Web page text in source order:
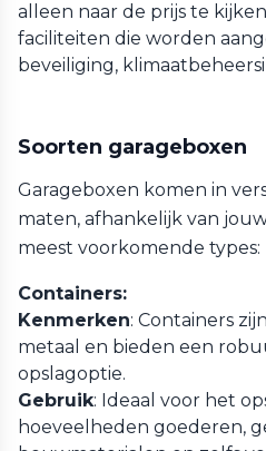
alleen naar de prijs te
faciliteiten die worden
beveiliging,
Soorten garageboxen
Garageboxen komen in
maten, afhankelijk van
meest voorkomende types:
Containers:
Kenmerken: Containers
metaal en bieden een
opslagoptie.
Gebruik: Ideaal voor het
hoeveelheden goederen,